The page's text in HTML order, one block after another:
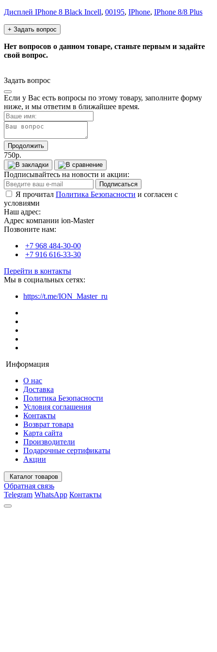
Дисплей IPhone 8 Black Incell, 00195, IPhone, IPhone 8/8 Plus
+ Задать вопрос
Нет вопросов о данном товаре, станьте первым и задайте
свой вопрос.
Задать вопрос
Если у Вас есть вопросы по этому товару, заполните форму
ниже, и мы ответим в ближайшее время.
Продолжить
750р.
Подписывайтесь на новости и акции:
Подписаться
Я прочитал Политика Безопасности и согласен с
условиями
Наш адрес:
Адрес компании ion-Master
Позвоните нам:
+7 968 484-30-00
+7 916 616-33-30
Перейти в контакты
Мы в социальных сетях:
https://t.me/ION_Master_ru
Информация
О нас
Доставка
Политика Безопасности
Условия соглашения
Контакты
Возврат товара
Карта сайта
Производители
Подарочные сертификаты
Акции
Каталог товаров
Обратная связь
Telegram WhatsApp Контакты